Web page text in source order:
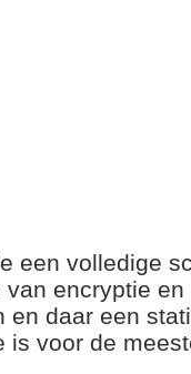
een volledige
encryptie en
en daar een
is voor de